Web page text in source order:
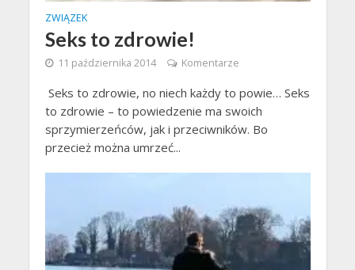
ZWIĄZEK
Seks to zdrowie!
11 października 2014 Komentarze
Seks to zdrowie, no niech każdy to powie… Seks
to zdrowie – to powiedzenie ma swoich
sprzymierzeńców, jak i przeciwników. Bo
przecież można umrzeć...